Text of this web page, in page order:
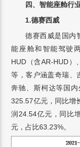
四、智能座舱行
1.德赛西威
德赛西威是国内
能座舱和智能驾驶
HUD（含AR-HUD）
等，客户涵盖奇瑞、
奔驰、斯柯达等国
325.57亿元，同比增
润24.54亿元，同比
元，占比63.23%。